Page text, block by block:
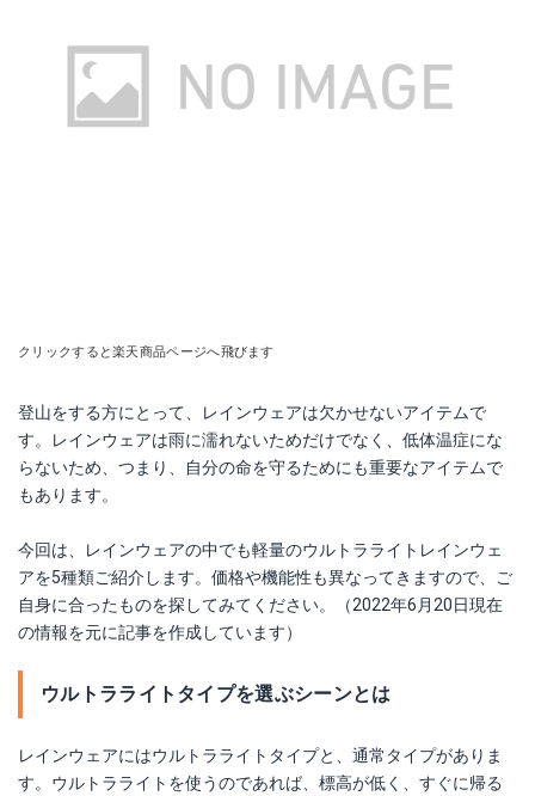
クリックすると楽天商品ページへ飛びます
登山をする方にとって、レインウェアは欠かせないアイテムで
す。レインウェアは雨に濡れないためだけでなく、低体温症にな
らないため、つまり、自分の命を守るためにも重要なアイテムで
もあります。
今回は、レインウェアの中でも軽量のウルトラライトレインウェ
アを5種類ご紹介します。価格や機能性も異なってきますので、ご
自身に合ったものを探してみてください。（2022年6月20日現在
の情報を元に記事を作成しています）
ウルトラライトタイプを選ぶシーンとは
レインウェアにはウルトラライトタイプと、通常タイプがありま
す。ウルトラライトを使うのであれば、標高が低く、すぐに帰る